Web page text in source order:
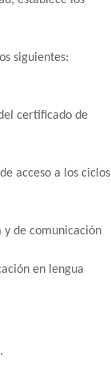
siguientes:
certificado de
acceso a los ciclos
y de comunicación
en lengua